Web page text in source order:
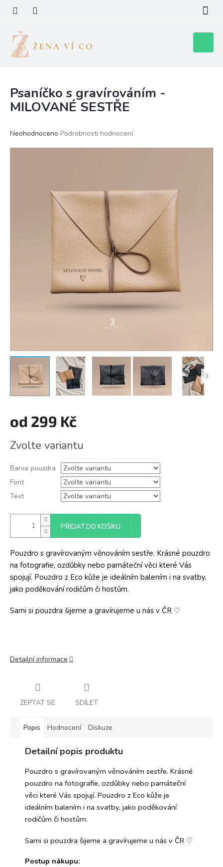
obsah
košík
Psaníčko s gravírováním -
MILOVANÉ SESTŘE
Průměrné
Neohodnoceno Podrobnosti hodnocení
od 299 Kč
cena:
Zvolte variantu
Barva pouzdra
Font
Text
PŘIDAT DO KOŠÍKU
Pouzdro s gravírovaným věnováním sestře. Krásné pouzdro
na fotografie, ozdůbky nebo památeční věci které Vás
spojují. Pouzdro z Eco kůže je ideálním balením i na svatby,
jako poděkování rodičům či hostům.
Sami si pouzdra šijeme a gravírujeme u nás v ČR ♡
Detailní informace
ZEPTAT SE SDÍLET
Popis Hodnocení Diskuze
Detailní popis produktu
Pouzdro s gravírovaným věnováním sestře. Krásné
pouzdro na fotografie, ozdůbky nebo památeční
věci které Vás spojují. Pouzdro z Eco kůže je
ideálním balením i na svatby, jako poděkování
rodičům či hostům.
Sami si pouzdra šijeme a gravírujeme u nás v ČR ♡
Postup nákupu: